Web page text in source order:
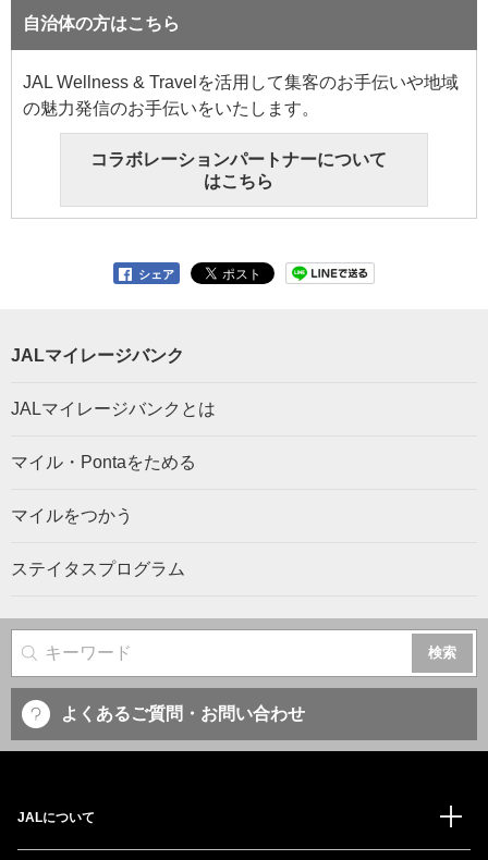
自治体の方はこちら
JAL Wellness & Travelを活用して集客のお手伝いや地域
の魅力発信のお手伝いをいたします。
コラボレーションパートナーについて
はこちら
シェア
JALマイレージバンク
JALマイレージバンクとは
マイル・Pontaをためる
マイルをつかう
ステイタスプログラム
サイト内検索
よくあるご質問・お問い合わせ
JALについて